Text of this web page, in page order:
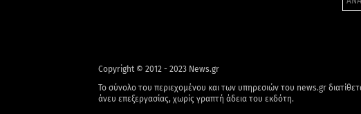
Copyright © 2012 - 2023 News.gr
Το σύνολο του περιεχομένου και των υπηρεσιών του news.gr
άνευ επεξεργασίας, χωρίς γραπτή άδεια του εκδότη.